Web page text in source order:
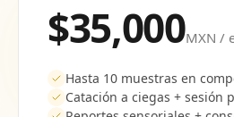
$35,000MXN /
Hasta 10 muestras en
Catación a ciegas + sesión